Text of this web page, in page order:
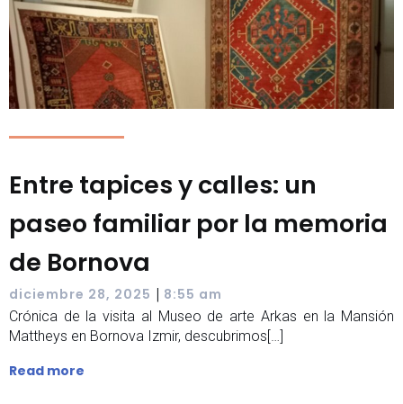
Entre tapices y calles: un
paseo familiar por la memoria
de Bornova
diciembre 28, 2025 | 8:55 am
Crónica de la visita al Museo de arte Arkas en la Mansión
Mattheys en Bornova Izmir, descubrimos[…]
Read more